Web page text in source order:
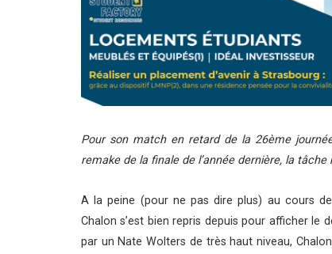
Pour son match en retard de la 26ème
remake de la finale de l’année dernière, la
A la peine (pour ne pas dire plus) au cours
Chalon s’est bien repris depuis pour afficher le
par un Nate Wolters de très haut niveau,